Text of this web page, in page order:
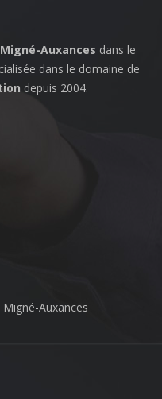
Migné-Auxances dans le
dans le domaine de
depuis 2004.
Auxances